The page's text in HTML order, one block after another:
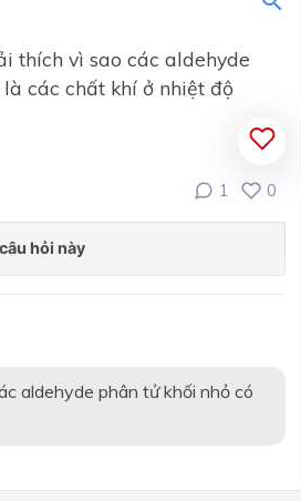
hóa học
halogen –
carbonyl –
thích vì sao các aldehyde
các chất khí ở nhiệt độ
1 0
aldehyde phân tử khối nhỏ có